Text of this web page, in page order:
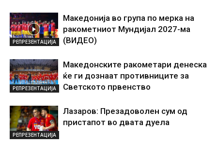
РЕПРЕЗЕНТАЦИЈА
Македонија во група по мерка на
ракометниот Мундијал 2027-ма
(ВИДЕО)
РЕПРЕЗЕНТАЦИЈА
Македонските ракометари денеска
ќе ги дознаат противниците за
Светското првенство
РЕПРЕЗЕНТАЦИЈА
Лазаров: Презадоволен сум од
пристапот во двата дуела